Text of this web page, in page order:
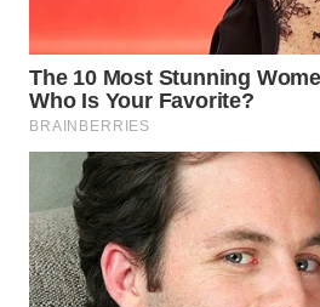
WN
KARO
WN
SIMALUNGUN
WN
LABUHANBATU